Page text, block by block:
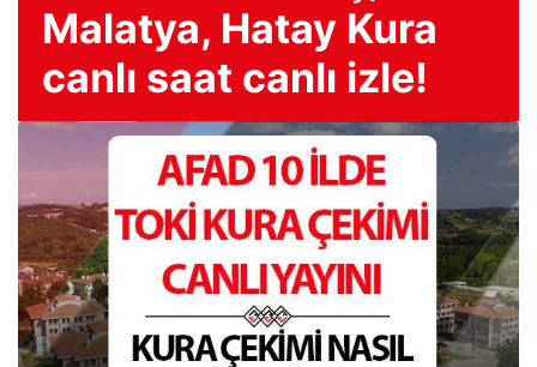
Malatya, Hatay Kura
canlı saat canlı izle!